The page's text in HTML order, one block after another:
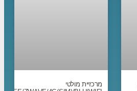
מרכזיית מולטי